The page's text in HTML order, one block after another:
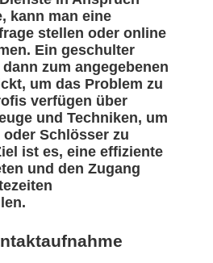
kann man eine
stellen oder online
Ein geschulter
zum angegebenen
um das Problem zu
verfügen über
und Techniken, um
Schlösser zu
ist es, eine effiziente
und den Zugang